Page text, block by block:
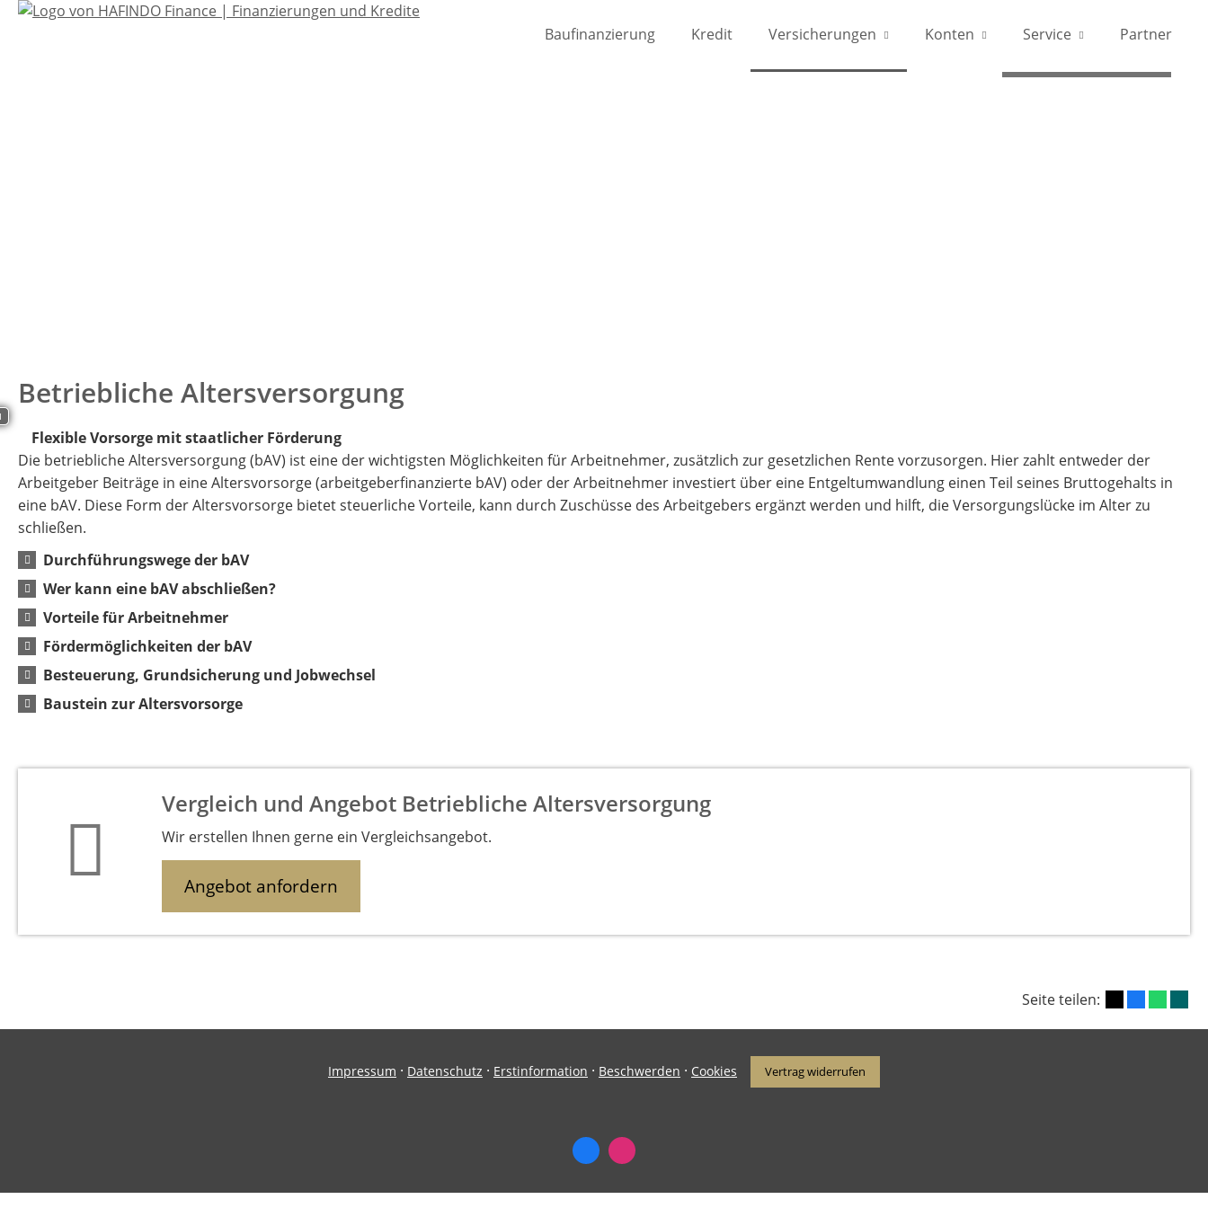
Baufinanzierung Kredit Versicherungen Konten Service Partner
Betriebliche Altersversorgung
Flexible Vorsorge mit staatlicher Förderung
Die betriebliche Altersversorgung (bAV) ist eine der wichtigsten Möglichkeiten für Arbeitnehmer, zusätzlich zur gesetzlichen Rente vorzusorgen. Hier zahlt entweder der
Arbeitgeber Beiträge in eine Altersvorsorge (arbeitgeberfinanzierte bAV) oder der Arbeitnehmer investiert über eine Entgeltumwandlung einen Teil seines Bruttogehalts in
eine bAV. Diese Form der Altersvorsorge bietet steuerliche Vorteile, kann durch Zuschüsse des Arbeitgebers ergänzt werden und hilft, die Versorgungslücke im Alter zu
schließen.
Durchführungswege der bAV
Wer kann eine bAV abschließen?
Vorteile für Arbeitnehmer
Fördermöglichkeiten der bAV
Besteuerung, Grundsicherung und Jobwechsel
Baustein zur Altersvorsorge
Vergleich und Angebot Betriebliche Altersversorgung
Wir erstellen Ihnen gerne ein Vergleichsangebot.
Angebot anfordern
Seite teilen:
Impressum · Datenschutz · Erstinformation · Beschwerden · Cookies Vertrag widerrufen